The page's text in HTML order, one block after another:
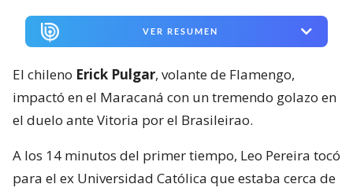
VER RESUMEN
El chileno Erick Pulgar, volante de Flamengo,
impactó en el Maracaná con un tremendo golazo en
el duelo ante Vitoria por el Brasileirao.
A los 14 minutos del primer tiempo, Leo Pereira tocó
para el ex Universidad Católica que estaba cerca de